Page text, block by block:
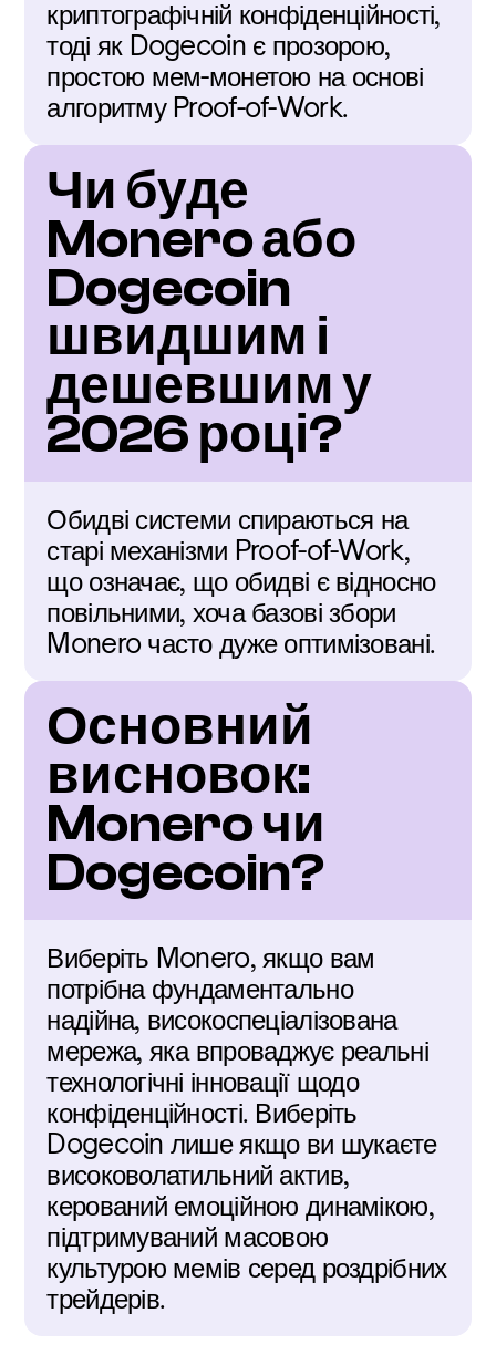
криптографічній конфіденційності,
тоді як Dogecoin є прозорою,
простою мем-монетою на основі
алгоритму Proof-of-Work.
Чи буде
Monero або
Dogecoin
швидшим і
дешевшим у
2026 році?
Обидві системи спираються на
старі механізми Proof-of-Work,
що означає, що обидві є відносно
повільними, хоча базові збори
Monero часто дуже оптимізовані.
Основний
висновок:
Monero чи
Dogecoin?
Виберіть Monero, якщо вам
потрібна фундаментально
надійна, високоспеціалізована
мережа, яка впроваджує реальні
технологічні інновації щодо
конфіденційності. Виберіть
Dogecoin лише якщо ви шукаєте
високоволатильний актив,
керований емоційною динамікою,
підтримуваний масовою
культурою мемів серед роздрібних
трейдерів.